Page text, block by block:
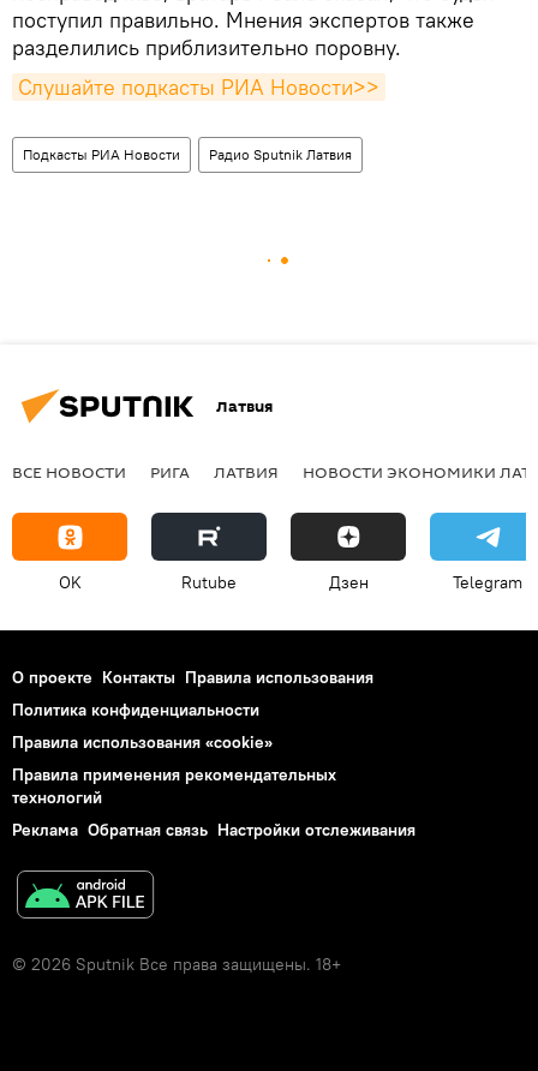
поступил правильно. Мнения экспертов также
разделились приблизительно поровну.
Слушайте подкасты РИА Новости>>
Подкасты РИА Новости Радио Sputnik Латвия
Латвия
ВСЕ НОВОСТИ РИГА ЛАТВИЯ НОВОСТИ ЭКОНОМИКИ
OK Rutube Дзен Telegram
О проекте Контакты Правила использования
Политика конфиденциальности
Правила использования «cookie»
Правила применения рекомендательных
технологий
Реклама Обратная связь Настройки отслеживания
© 2026 Sputnik Все права защищены. 18+